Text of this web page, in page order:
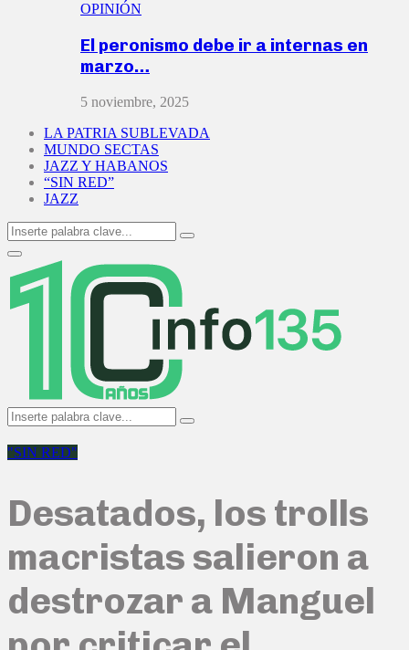
OPINIÓN
El peronismo debe ir a internas en
marzo…
5 noviembre, 2025
LA PATRIA SUBLEVADA
MUNDO SECTAS
JAZZ Y HABANOS
“SIN RED”
JAZZ
Search
for:
Search
Primary
Menu
Search
for:
Search
"SIN RED"
Desatados, los trolls
macristas salieron a
destrozar a Manguel